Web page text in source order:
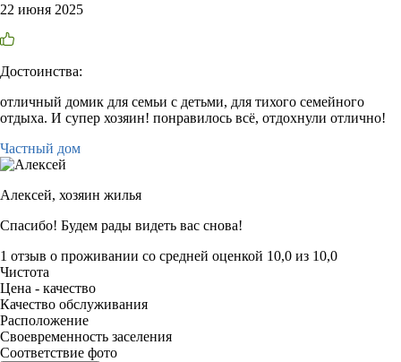
22 июня 2025
Достоинства:
отличный домик для семьи с детьми, для тихого семейного
отдыха. И супер хозяин! понравилось всё, отдохнули отлично!
Частный дом
Алексей, хозяин жилья
Спасибо! Будем рады видеть вас снова!
1 отзыв о проживании со средней оценкой 10,0 из 10,0
Чистота
Цена - качество
Качество обслуживания
Расположение
Своевременность заселения
Соответствие фото